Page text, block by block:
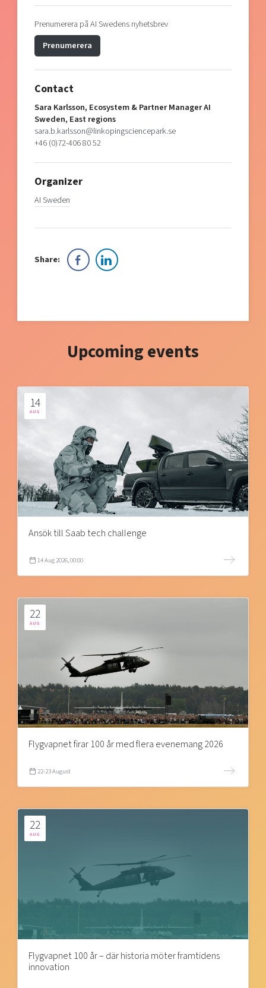
Prenumerera på AI Swedens nyhetsbrev
Prenumerera
Contact
Sara Karlsson, Ecosystem & Partner Manager AI
Sweden, East regions
sara.b.karlsson@linkopingsciencepark.se
+46 (0)72-406 80 52
Organizer
AI Sweden
Share:
Upcoming events
14
AUG
Ansök till Saab tech challenge
14 Aug 2026, 00:00
22
AUG
Flygvapnet firar 100 år med flera evenemang 2026
22-23 August
22
AUG
Flygvapnet 100 år – där historia möter framtidens
innovation